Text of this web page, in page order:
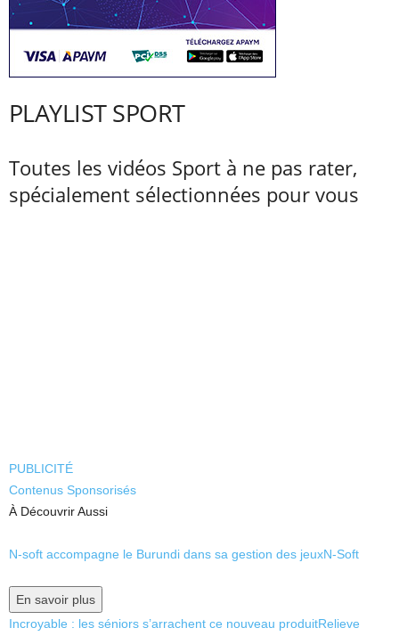
PLAYLIST SPORT
Toutes les vidéos Sport à ne pas rater,
spécialement sélectionnées pour vous
PUBLICITÉ
Contenus Sponsorisés
À Découvrir Aussi
N-soft accompagne le Burundi dans sa gestion des jeuxN-Soft
En savoir plus
Incroyable : les séniors s’arrachent ce nouveau produitRelieve